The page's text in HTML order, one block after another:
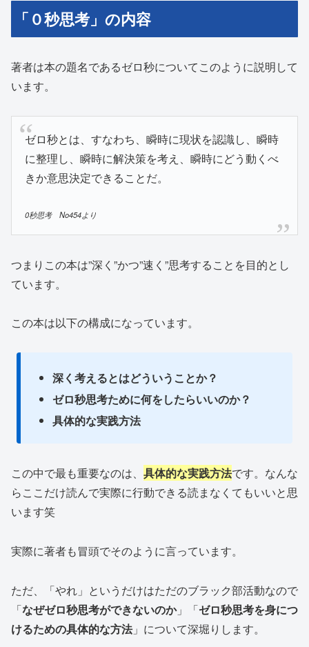
「０秒思考」の内容
著者は本の題名であるゼロ秒についてこのように説明して
います。
ゼロ秒とは、すなわち、瞬時に現状を認識し、瞬時
に整理し、瞬時に解決策を考え、瞬時にどう動くべ
きか意思決定できることだ。
0秒思考 No454より
つまりこの本は”深く”かつ”速く”思考することを目的とし
ています。
この本は以下の構成になっています。
深く考えるとはどういうことか？
ゼロ秒思考ために何をしたらいいのか？
具体的な実践方法
この中で最も重要なのは、 具体的な実践方法です。なんな
らここだけ読んで実際に行動できる読まなくてもいいと思
います笑
実際に著者も冒頭でそのように言っています。
ただ、「やれ」というだけはただのブラック部活動なので
「なぜゼロ秒思考ができないのか」「ゼロ秒思考を身につ
けるための具体的な方法」について深堀りします。